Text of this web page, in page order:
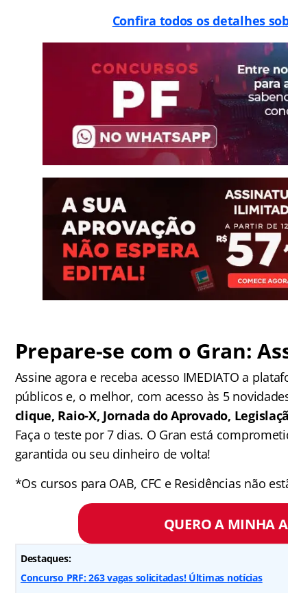
Confira todos os detalhes
Prepare-se com o Gran:
Assine agora e receba acesso IMEDIATO a
públicos e, o melhor, com acesso às 5
clique, Raio-X, Jornada do Aprovado,
Faça o teste por 7 dias. O Gran está
garantida ou seu dinheiro de volta!
*Os cursos para OAB, CFC e Residências não
QUERO A MINHA
Destaques:
Concurso PRF: 263 vagas solicitadas! Últimas notícias